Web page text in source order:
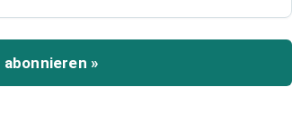
wollen
»